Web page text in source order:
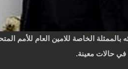
الخاصة للامين العام للأمم
في حالات معينة.